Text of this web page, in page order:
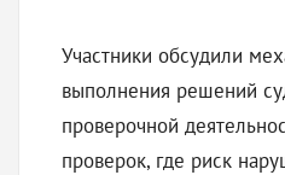
Участники обсудили
выполнения решений
проверочной
проверок, где риск